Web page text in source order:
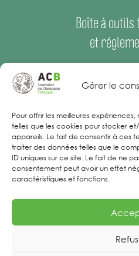
Gérer le
Pour offrir les meilleures
telles que les cookies pour stocker
appareils. Le fait de consentir à ces
traiter des données telles que le
ID uniques sur ce site. Le fait de ne
consentement peut avoir un effet
caractéristiques et fonctions.
Boîte à outils
et
Espace Presse